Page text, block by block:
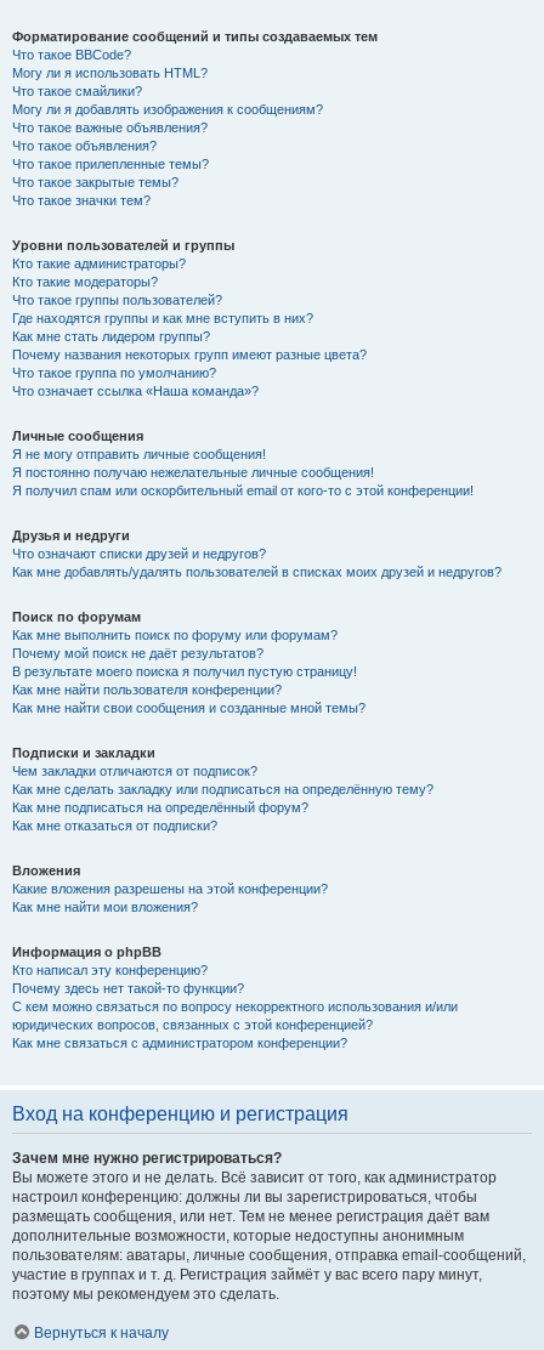
Форматирование сообщений и типы создаваемых тем
Что такое BBCode?
Могу ли я использовать HTML?
Что такое смайлики?
Могу ли я добавлять изображения к сообщениям?
Что такое важные объявления?
Что такое объявления?
Что такое прилепленные темы?
Что такое закрытые темы?
Что такое значки тем?
Уровни пользователей и группы
Кто такие администраторы?
Кто такие модераторы?
Что такое группы пользователей?
Где находятся группы и как мне вступить в них?
Как мне стать лидером группы?
Почему названия некоторых групп имеют разные цвета?
Что такое группа по умолчанию?
Что означает ссылка «Наша команда»?
Личные сообщения
Я не могу отправить личные сообщения!
Я постоянно получаю нежелательные личные сообщения!
Я получил спам или оскорбительный email от кого-то с этой конференции!
Друзья и недруги
Что означают списки друзей и недругов?
Как мне добавлять/удалять пользователей в списках моих друзей и недругов?
Поиск по форумам
Как мне выполнить поиск по форуму или форумам?
Почему мой поиск не даёт результатов?
В результате моего поиска я получил пустую страницу!
Как мне найти пользователя конференции?
Как мне найти свои сообщения и созданные мной темы?
Подписки и закладки
Чем закладки отличаются от подписок?
Как мне сделать закладку или подписаться на определённую тему?
Как мне подписаться на определённый форум?
Как мне отказаться от подписки?
Вложения
Какие вложения разрешены на этой конференции?
Как мне найти мои вложения?
Информация о phpBB
Кто написал эту конференцию?
Почему здесь нет такой-то функции?
С кем можно связаться по вопросу некорректного использования и/или
юридических вопросов, связанных с этой конференцией?
Как мне связаться с администратором конференции?
Вход на конференцию и регистрация
Зачем мне нужно регистрироваться?
Вы можете этого и не делать. Всё зависит от того, как администратор
настроил конференцию: должны ли вы зарегистрироваться, чтобы
размещать сообщения, или нет. Тем не менее регистрация даёт вам
дополнительные возможности, которые недоступны анонимным
пользователям: аватары, личные сообщения, отправка email-сообщений,
участие в группах и т. д. Регистрация займёт у вас всего пару минут,
поэтому мы рекомендуем это сделать.
Вернуться к началу